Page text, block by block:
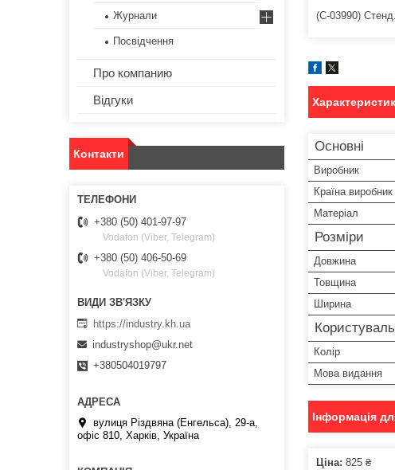
(С-03990)
Основні
Виробник
Країна виробник
Матеріал
Розміри
Довжина
Товщина
Ширина
Колір
Мова видання
Інформація
Ціна: 825 ₴
Журнали
Посвідчення
Про компанию
Відгуки
Контакти
+380 (50) 401-97-97
Vodafon (Viber, Telegram)
+380 (50) 406-50-69
Vodafon (Viber, Telegram)
https://industry.kh.ua
industryshop@ukr.net
+380504019797
вулиця Різдвяна (Енгельса), 29-а,
офіс 810, Харків, Україна